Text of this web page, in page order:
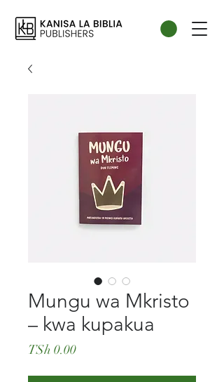
Mungu wa Mkristo
– kwa kupakua
TSh 0.00Price